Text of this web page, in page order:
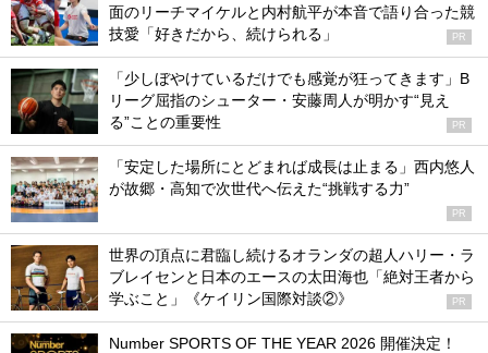
面のリーチマイケルと内村航平が本音で語り合った競
技愛「好きだから、続けられる」
PR
「少しぼやけているだけでも感覚が狂ってきます」B
リーグ屈指のシューター・安藤周人が明かす“見え
る”ことの重要性
PR
「安定した場所にとどまれば成長は止まる」西内悠人
が故郷・高知で次世代へ伝えた“挑戦する力”
PR
世界の頂点に君臨し続けるオランダの超人ハリー・ラ
ブレイセンと日本のエースの太田海也「絶対王者から
学ぶこと」《ケイリン国際対談②》
PR
Number SPORTS OF THE YEAR 2026 開催決定！